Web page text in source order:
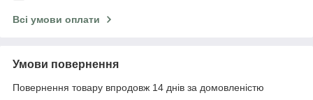
Всі умови оплати
Умови повернення
Повернення товару впродовж 14 днів за домовленістю